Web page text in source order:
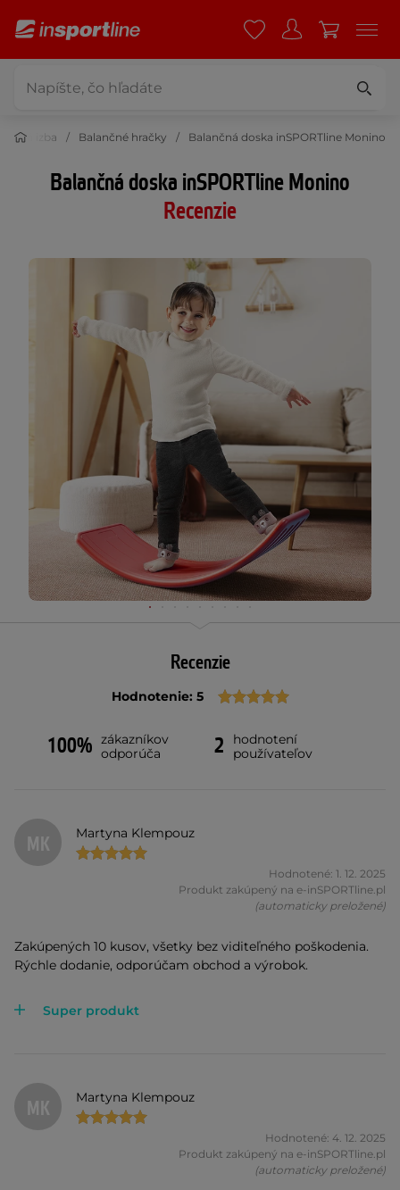
izba Balančné hračky Balančná doska inSPORTline Monino
Balančná doska inSPORTline Monino
Recenzie
Recenzie
Hodnotenie: 5
100% zákazníkov
odporúča
2
hodnotení
používateľov
MK Martyna Klempouz
Hodnotené: 1. 12. 2025
Produkt zakúpený na e-inSPORTline.pl
(automaticky preložené)
Zakúpených 10 kusov, všetky bez viditeľného poškodenia.
Rýchle dodanie, odporúčam obchod a výrobok.
Super produkt
MK Martyna Klempouz
Hodnotené: 4. 12. 2025
Produkt zakúpený na e-inSPORTline.pl
(automaticky preložené)